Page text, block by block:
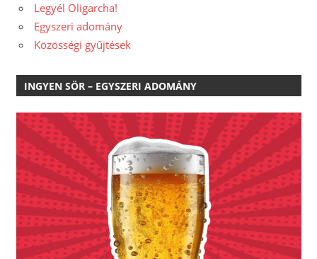
Legyél Oligarcha!
Egyszeri adomány
Közösségi gyűjtések
INGYEN SÖR – EGYSZERI ADOMÁNY